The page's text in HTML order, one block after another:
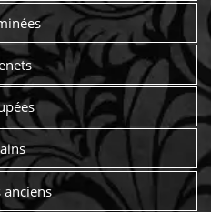
anciens